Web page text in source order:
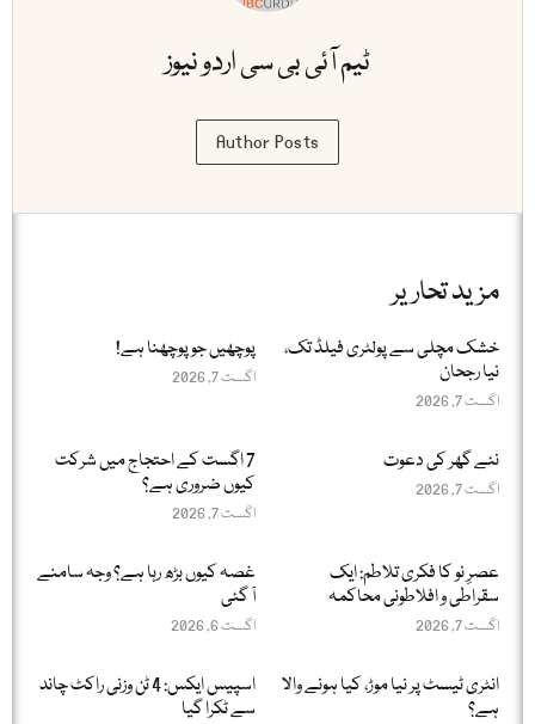
ٹیم آئی بی سی اردو نیوز
Author Posts
مزید تحاریر
خشک مچلی سے پولٹری فیلڈ تک،
نیا رجحان
اگست 7, 2026
پوچھیں جو پوچھنا ہے!
اگست 7, 2026
نئے گھر کی دعوت
اگست 7, 2026
7 اگست کے احتجاج میں شرکت
کیوں ضروری ہے؟
اگست 7, 2026
عصرِ نو کا فکری تلاطم: ایک
سقراطی و افلاطونی محاکمہ
اگست 7, 2026
غصہ کیوں بڑھ رہا ہے؟ وجہ سامنے
آ گئی
اگست 6, 2026
انٹری ٹیسٹ پر نیا موڑ، کیا ہونے والا
ہے؟
اسپیس ایکس: 4 ٹن وزنی راکٹ چاند
سے ٹکرا گیا